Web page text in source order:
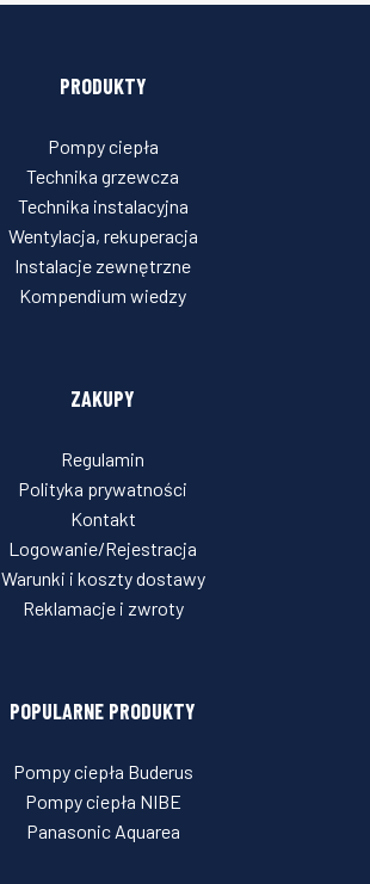
PRODUKTY
Pompy ciepła
Technika grzewcza
Technika instalacyjna
Wentylacja, rekuperacja
Instalacje zewnętrzne
Kompendium wiedzy
ZAKUPY
Regulamin
Polityka prywatności
Kontakt
Logowanie/Rejestracja
Warunki i koszty dostawy
Reklamacje i zwroty
POPULARNE PRODUKTY
Pompy ciepła Buderus
Pompy ciepła NIBE
Panasonic Aquarea